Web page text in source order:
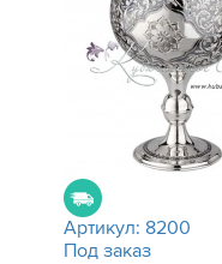
Артикул: 8200
Под заказ